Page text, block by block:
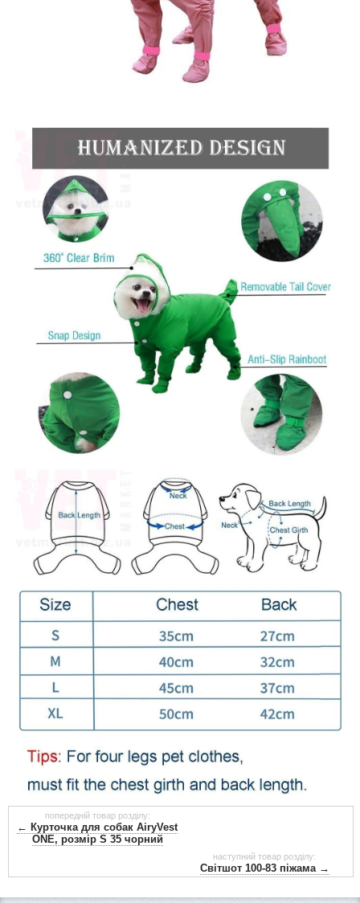
попередній товар розділу:
← Курточка для собак AiryVest
ONE, розмір S 35 чорний
наступний товар розділу:
Світшот 100-83 піжама →